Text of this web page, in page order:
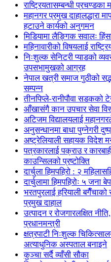
राष्ट्रियतासम्बन्धी प्रचण्डका
महानगर प्रमुख दाहालद्धारा
हटाउने कार्यको अनुगमन
मिडियामा लैङ्गिक सवालः
महिनावारीको विषयलाई
निःशुल्क सेनिटरी प्याडको
उपसभामुखको आग्रह
नेपाल खत्री समाज गुठीको
सम्पन्न
तीनपिप्ले-रानीपौवा सडकको
आँखासंगै कान उपचार सेवा
अटिजम विद्यालयलाई
अनुसन्धानमा बाधा पुग्नेगरी
अष्ट्रेलियाली सहायक विदेश
पत्रकारलाई पक्राउ र
काउन्सिलको प्रष्टोक्ति
दार्चुला हिमपहिरो : २
दार्चुलामा हिमपहिरोः ५ जना
भरतपुरलाई हरियाली बगैँचाको
प्रमुख दाहाल
उत्पादन र रोजगारलक्षित
प्रधानमन्त्री
क्षत्रपाटी निःशुल्क
अत्याधुनिक अस्पताल बनाइने
कुञ्चा सर्दै व्याँसी सौका